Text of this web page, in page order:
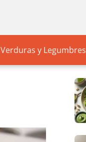
Verduras y Legumbres